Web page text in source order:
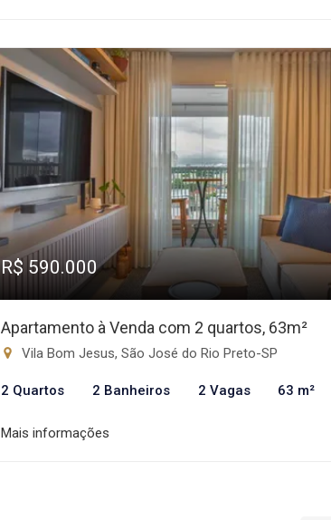
R$ 590.000
Apartamento à Venda com 2 quartos, 63m²
Vila Bom Jesus, São José do Rio Preto-SP
2 Quartos 2 Banheiros 2 Vagas 63 m²
Mais informações